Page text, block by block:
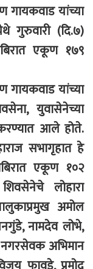
गायकवाड यांच्या
गुरुवारी (दि.७)
एकूण १७९
गायकवाड यांच्या
युवासेनेच्या
आले होते.
सभागृहात हे
एकूण १०२
लोहारा
अमोल
नामदेव लोभे,
नगरसेवक अभिमान